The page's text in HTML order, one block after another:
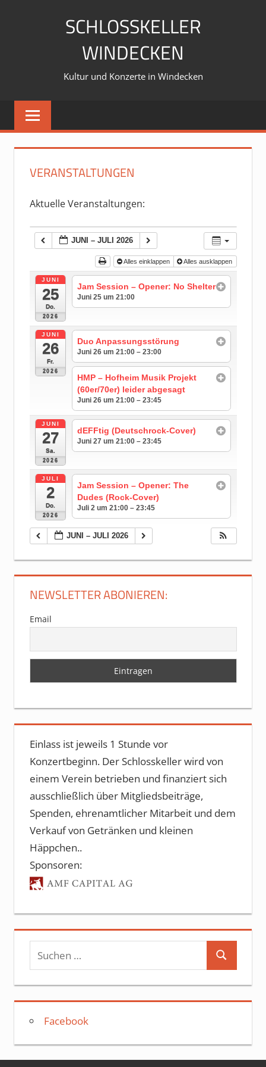
SCHLOSSKELLER
WINDECKEN
Kultur und Konzerte in Windecken
VERANSTALTUNGEN
Aktuelle Veranstaltungen:
JUNI – JULI 2026
Alles einklappen Alles ausklappen
JUNI
25
Do.
2026
Jam Session – Opener: No Shelter
Juni 25 um 21:00
JUNI
26
Fr.
2026
Duo Anpassungsstörung
Juni 26 um 21:00 – 23:00
HMP – Hofheim Musik Projekt
(60er/70er) leider abgesagt
Juni 26 um 21:00 – 23:45
JUNI
27
Sa.
2026
dEFFtig (Deutschrock-Cover)
Juni 27 um 21:00 – 23:45
JULI
2
Do.
2026
Jam Session – Opener: The
Dudes (Rock-Cover)
Juli 2 um 21:00 – 23:45
JUNI – JULI 2026
NEWSLETTER ABONIEREN:
Email
Einlass ist jeweils 1 Stunde vor
Konzertbeginn. Der Schlosskeller wird von
einem Verein betrieben und finanziert sich
ausschließlich über Mitgliedsbeiträge,
Spenden, ehrenamtlicher Mitarbeit und dem
Verkauf von Getränken und kleinen
Häppchen..
Sponsoren:
Suchen
nach:
Suchen
Facebook